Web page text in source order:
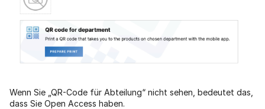
Wenn Sie „QR-Code für Abteilung“ nicht sehen, bedeutet das,
dass Sie Open Access haben.